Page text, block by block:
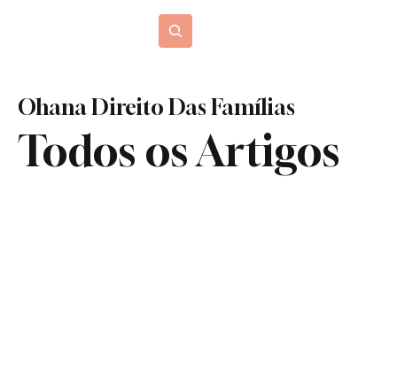
Todos os Artigos
Ohana Direito Das Famílias